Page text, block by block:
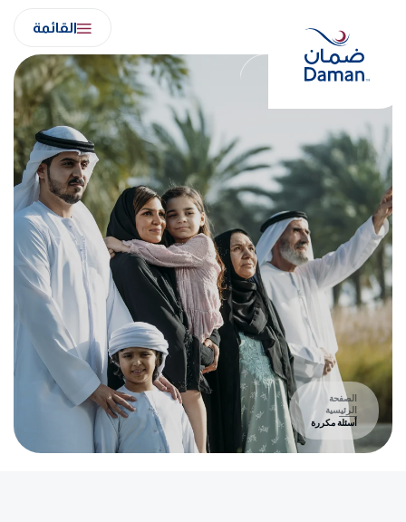
content
القائمة
الصفحة
الرئيسية
أسئلة مكررة